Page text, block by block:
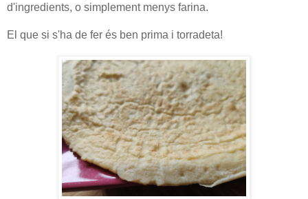
d'ingredients, o simplement menys farina.
El que si s'ha de fer és ben prima i torradeta!